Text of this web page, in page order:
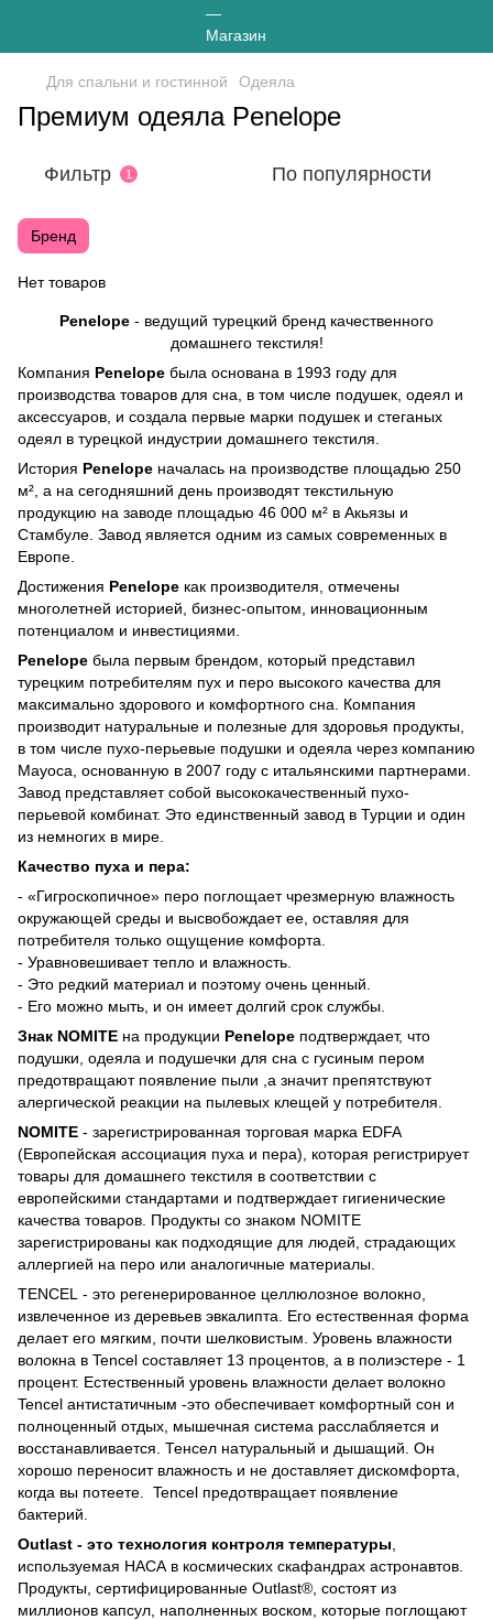
Для спальни и гостинной Одеяла
Премиум одеяла Penelope
Фильтр 1 По популярности
Бренд
Нет товаров
Penelope - ведущий турецкий бренд качественного
домашнего текстиля!
Компания Penelope была основана в 1993 году для
производства товаров для сна, в том числе подушек, одеял и
аксессуаров, и создала первые марки подушек и стеганых
одеял в турецкой индустрии домашнего текстиля.
История Penelope началась на производстве площадью 250
м², а на сегодняшний день производят текстильную
продукцию на заводе площадью 46 000 м² в Акьязы и
Стамбуле. Завод является одним из самых современных в
Европе.
Достижения Penelope как производителя, отмечены
многолетней историей, бизнес-опытом, инновационным
потенциалом и инвестициями.
Penelope была первым брендом, который представил
турецким потребителям пух и перо высокого качества для
максимально здорового и комфортного сна. Компания
производит натуральные и полезные для здоровья продукты,
в том числе пухо-перьевые подушки и одеяла через компанию
Mayoca, основанную в 2007 году с итальянскими партнерами.
Завод представляет собой высококачественный пухо-
перьевой комбинат. Это единственный завод в Турции и один
из немногих в мире.
Качество пуха и пера:
- «Гигроскопичное» перо поглощает чрезмерную влажность
окружающей среды и высвобождает ее, оставляя для
потребителя только ощущение комфорта.
- Уравновешивает тепло и влажность.
- Это редкий материал и поэтому очень ценный.
- Его можно мыть, и он имеет долгий срок службы.
Знак NOMITE на продукции Penelope подтверждает, что
подушки, одеяла и подушечки для сна с гусиным пером
предотвращают появление пыли ,а значит препятствуют
алергической реакции на пылевых клещей у потребителя.
NOMITE - зарегистрированная торговая марка EDFA
(Европейская ассоциация пуха и пера), которая регистрирует
товары для домашнего текстиля в соответствии с
европейскими стандартами и подтверждает гигиенические
качества товаров. Продукты со знаком NOMITE
зарегистрированы как подходящие для людей, страдающих
аллергией на перо или аналогичные материалы.
TENCEL - это регенерированное целлюлозное волокно,
извлеченное из деревьев эвкалипта. Его естественная форма
делает его мягким, почти шелковистым. Уровень влажности
волокна в Tencel составляет 13 процентов, а в полиэстере - 1
процент. Естественный уровень влажности делает волокно
Tencel антистатичным -это обеспечивает комфортный сон и
полноценный отдых, мышечная система расслабляется и
восстанавливается. Тенсел натуральный и дышащий. Он
хорошо переносит влажность и не доставляет дискомфорта,
когда вы потеете. Tencel предотвращает появление
бактерий.
Outlast - это технология контроля температуры
используемая НАСА в космических скафандрах астронавтов.
Продукты, сертифицированные Outlast®, состоят из
миллионов капсул, наполненных воском, которые поглощают